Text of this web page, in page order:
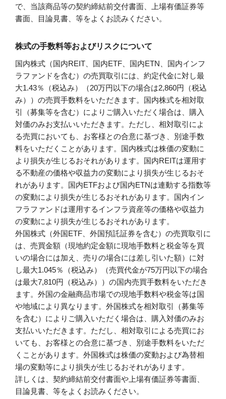
で、当該商品等の契約締結前交付書面、上場有価証券等
書面、目論見書、等をよくお読みください。
株式の手数料等およびリスクについて
国内株式（国内REIT、国内ETF、国内ETN、国内インフ
ラファンドを含む）の売買取引には、約定代金に対し最
大1.43％（税込み）（20万円以下の場合は2,860円（税込
み））の売買手数料をいただきます。国内株式を相対取
引（募集等を含む）によりご購入いただく場合は、購入
対価のみお支払いいただきます。ただし、相対取引によ
る売買においても、お客様との合意に基づき、別途手数
料をいただくことがあります。国内株式は株価の変動に
より損失が生じるおそれがあります。国内REITは運用す
る不動産の価格や収益力の変動により損失が生じるおそ
れがあります。国内ETFおよび国内ETNは連動する指数等
の変動により損失が生じるおそれがあります。国内イン
フラファンドは運用するインフラ資産等の価格や収益力
の変動により損失が生じるおそれがあります。
外国株式（外国ETF、外国預託証券を含む）の売買取引に
は、売買金額（現地約定金額に現地手数料と税金等を買
いの場合には加え、売りの場合には差し引いた額）に対
し最大1.045％（税込み）（売買代金が75万円以下の場合
は最大7,810円（税込み））の国内売買手数料をいただき
ます。外国の金融商品市場での現地手数料や税金等は国
や地域により異なります。外国株式を相対取引（募集等
を含む）によりご購入いただく場合は、購入対価のみお
支払いいただきます。ただし、相対取引による売買にお
いても、お客様との合意に基づき、別途手数料をいただ
くことがあります。外国株式は株価の変動および為替相
場の変動等により損失が生じるおそれがあります。
詳しくは、契約締結前交付書面や上場有価証券等書面、
目論見書、等をよくお読みください。